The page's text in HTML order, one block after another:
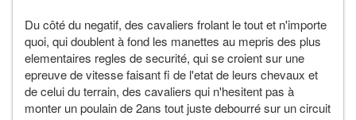
Du côté du negatif, des cavaliers frolant le tout et n'importe
quoi, qui doublent à fond les manettes au mepris des plus
elementaires regles de securité, qui se croient sur une
epreuve de vitesse faisant fi de l'etat de leurs chevaux et
de celui du terrain, des cavaliers qui n'hesitent pas à
monter un poulain de 2ans tout juste debourré sur un circuit